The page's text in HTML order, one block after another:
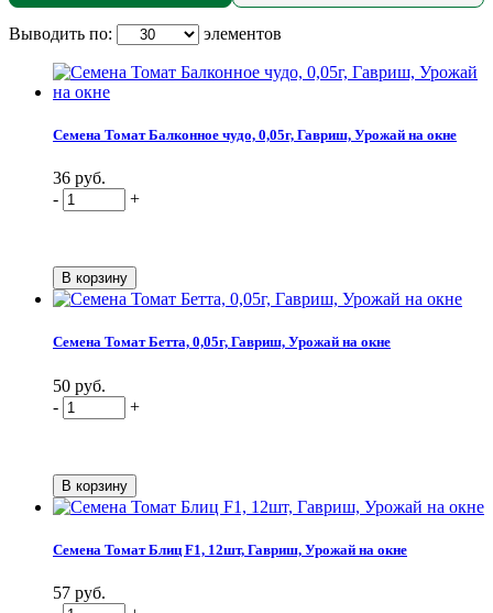
Выводить по: элементов
Семена Томат Балконное чудо, 0,05г, Гавриш, Урожай на окне
36 руб.
-
+
Семена Томат Бетта, 0,05г, Гавриш, Урожай на окне
50 руб.
-
+
Семена Томат Блиц F1, 12шт, Гавриш, Урожай на окне
57 руб.